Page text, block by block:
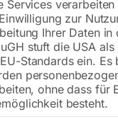
Services
zur
Ihrer Daten in
stuft die USA
Standards ein.
ohne dass für
besteht.